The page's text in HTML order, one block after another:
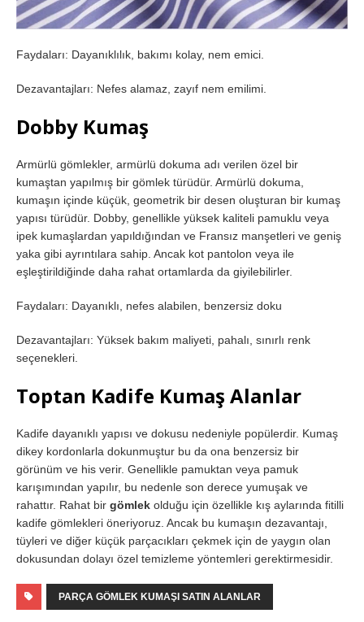
Faydaları: Dayanıklılık, bakımı kolay, nem emici.
Dezavantajları: Nefes alamaz, zayıf nem emilimi.
Dobby Kumaş
Armürlü gömlekler, armürlü dokuma adı verilen özel bir
kumaştan yapılmış bir gömlek türüdür. Armürlü dokuma,
kumaşın içinde küçük, geometrik bir desen oluşturan bir kumaş
yapısı türüdür. Dobby, genellikle yüksek kaliteli pamuklu veya
ipek kumaşlardan yapıldığından ve Fransız manşetleri ve geniş
yaka gibi ayrıntılara sahip. Ancak kot pantolon veya ile
eşleştirildiğinde daha rahat ortamlarda da giyilebilirler.
Faydaları: Dayanıklı, nefes alabilen, benzersiz doku
Dezavantajları: Yüksek bakım maliyeti, pahalı, sınırlı renk
seçenekleri.
Toptan Kadife Kumaş Alanlar
Kadife dayanıklı yapısı ve dokusu nedeniyle popülerdir. Kumaş
dikey kordonlarla dokunmuştur bu da ona benzersiz bir
görünüm ve his verir. Genellikle pamuktan veya pamuk
karışımından yapılır, bu nedenle son derece yumuşak ve
rahattır. Rahat bir gömlek olduğu için özellikle kış aylarında fitilli
kadife gömlekleri öneriyoruz. Ancak bu kumaşın dezavantajı,
tüyleri ve diğer küçük parçacıkları çekmek için de yaygın olan
dokusundan dolayı özel temizleme yöntemleri gerektirmesidir.
PARÇA GÖMLEK KUMAŞI SATIN ALANLAR